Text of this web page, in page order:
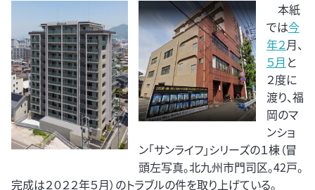
本紙
では今
年２月、
５月 と
２度に
渡り、福
岡のマ
ンショ
ン「サンライフ」シリーズの１棟（冒
頭左写真。北九州市門司区。42戸。
完成は２０２２年５月）のトラブルの件を取り上げている。